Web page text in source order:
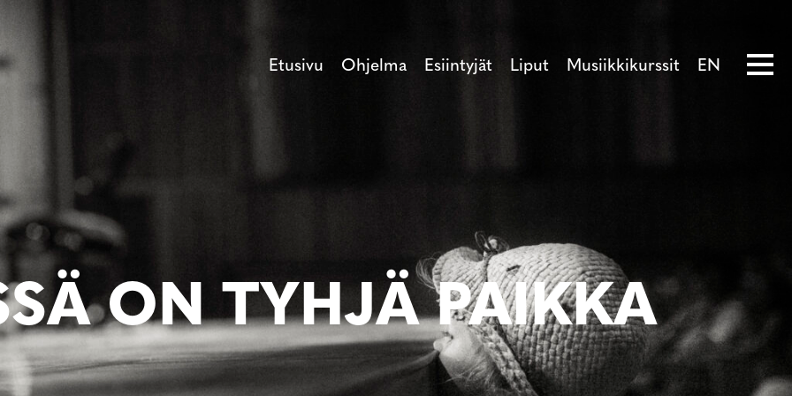
Etusivu Ohjelma Esiintyjät Liput Musiikkikurssit EN
ON TYHJÄ PAIKKA